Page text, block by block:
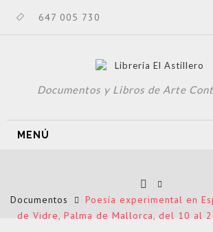
647 005 730
Documentos y Libros de Arte
MENÚ
Documentos
Poesía experimental en
de Vidre, Palma de Mallorca, del 10 al